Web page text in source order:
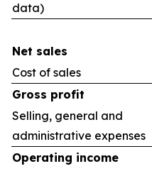
data)
Net sales
Cost of sales
Gross profit
Selling, general and
administrative expenses
Operating income